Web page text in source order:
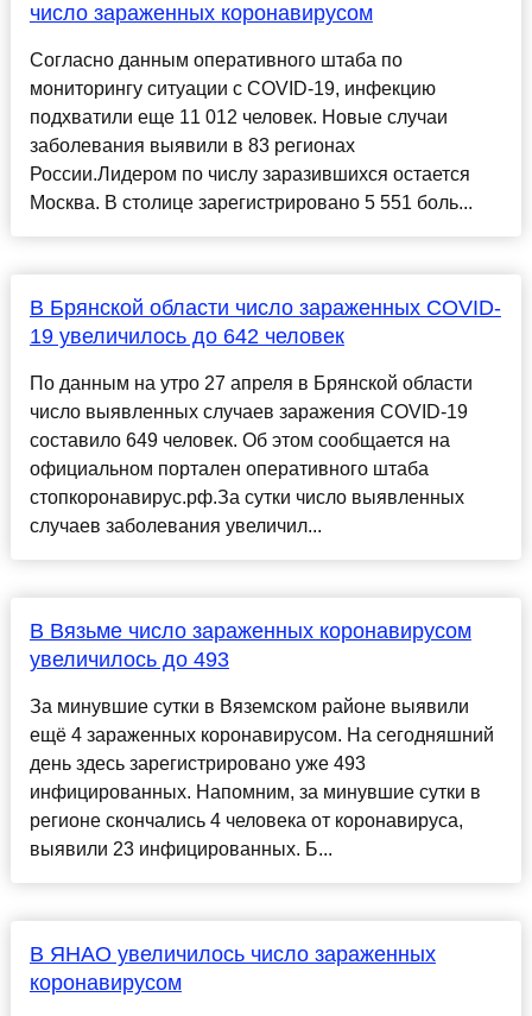
число зараженных коронавирусом
Согласно данным оперативного штаба по
мониторингу ситуации с COVID-19, инфекцию
подхватили еще 11 012 человек. Новые случаи
заболевания выявили в 83 регионах
России.Лидером по числу заразившихся остается
Москва. В столице зарегистрировано 5 551 боль...
В Брянской области число зараженных COVID-
19 увеличилось до 642 человек
По данным на утро 27 апреля в Брянской области
число выявленных случаев заражения COVID-19
составило 649 человек. Об этом сообщается на
официальном портален оперативного штаба
стопкоронавирус.рф.За сутки число выявленных
случаев заболевания увеличил...
В Вязьме число зараженных коронавирусом
увеличилось до 493
За минувшие сутки в Вяземском районе выявили
ещё 4 зараженных коронавирусом. На сегодняшний
день здесь зарегистрировано уже 493
инфицированных. Напомним, за минувшие сутки в
регионе скончались 4 человека от коронавируса,
выявили 23 инфицированных. Б...
В ЯНАО увеличилось число зараженных
коронавирусом